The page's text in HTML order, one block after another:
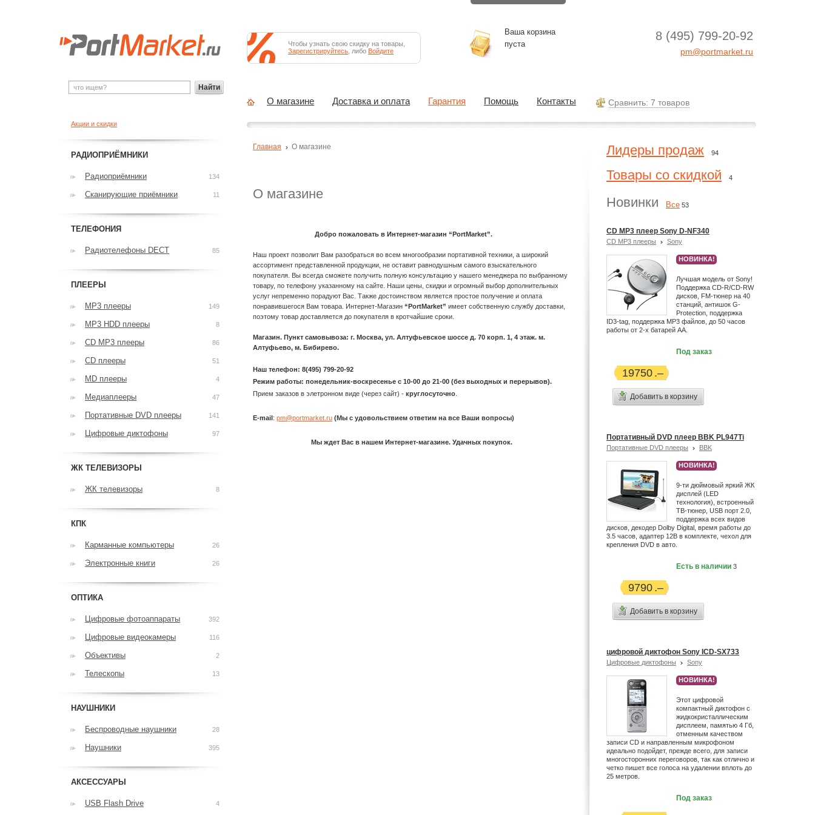
О магазине
Добро пожаловать в Интернет-магазин “PortMarket”.
Наш проект позволит Вам разобраться во всем многообразии портативной техники, а широкий
ассортимент представленной продукции, не оставит равнодушным самого взыскательного
покупателя. Вы всегда сможете получить полную консультацию у нашего менеджера по выбранному
товару, по телефону указанному на сайте. Наши цены, скидки и огромный выбор дополнительных
услуг непременно порадуют Вас. Также достоинством является простое получение и оплата
понравившегося Вам товара. Интернет-Магазин “PortMarket” имеет собственную службу доставки,
поэтому товар доставляется до покупателя в кротчайшие сроки.
Магазин. Пункт самовывоза: г. Москва, ул. Алтуфьевское шоссе д. 70 корп. 1, 4 этаж. м.
Алтуфьево, м. Бибирево.
Наш телефон: 8(495) 799-20-92
Режим работы: понедельник-воскресенье с 10-00 до 21-00 (без выходных и перерывов).
Прием заказов в элетронном виде (через сайт) - круглосуточно
E-mail: pm@portmarket.ru (Мы с удовольствием ответим на все Ваши вопросы)
Мы ждет Вас в нашем Интернет-магазине. Удачных покупок.
Главная О магазине Лидеры продаж 94
Товары со скидкой 4
Новинки Все 53
CD MP3 плеер Sony D-NF340
CD MP3 плееры Sony
НОВИНКА!
Лучшая модель от Sony!
Поддержка CD-R/CD-RW
дисков, FM-тюнер на 40
станций, антишок G-
Protection, поддержка
ID3-tag, поддержка MP3 файлов, до 50 часов
работы от 2-х батарей АА.
Под заказ
19750
Добавить в корзину
Портативный DVD плеер BBK PL947Ti
Портативные DVD плееры BBK
НОВИНКА!
9-ти дюймовый яркий ЖК
дисплей (LED
технология), встроенный
ТВ-тюнер, USB порт 2.0,
поддержка всех видов
дисков, декодер Dolby Digital, время работы до
3.5 часов, адаптер 12В в комплекте, чехол для
крепления DVD в авто.
Есть в наличии 3
9790
Добавить в корзину
цифровой диктофон Sony ICD-SX733
Цифровые диктофоны Sony
НОВИНКА!
Этот цифровой
компактный диктофон с
жидкокристаллическим
дисплеем, памятью 4 Гб,
отменным качеством
записи CD и направленным микрофоном
идеально подойдет, прежде всего, для записи
многосторонних переговоров, так как отлично и
четко пишет все голоса на удалении вплоть до
25 метров.
Под заказ
Акции и скидки
РАДИОПРИЁМНИКИ
Радиоприёмники 134
Сканирующие приёмники 11
ТЕЛЕФОНИЯ
Радиотелефоны DECT 85
ПЛЕЕРЫ
MP3 плееры 149
MP3 HDD плееры 8
CD MP3 плееры 86
CD плееры 51
MD плееры 4
Медиаплееры 47
Портативные DVD плееры 141
Цифровые диктофоны 97
ЖК ТЕЛЕВИЗОРЫ
ЖК телевизоры 8
КПК
Карманные компьютеры 26
Электронные книги 26
ОПТИКА
Цифровые фотоаппараты 392
Цифровые видеокамеры 116
Объективы 2
Телескопы 13
НАУШНИКИ
Беспроводные наушники 28
Наушники 395
АКСЕССУАРЫ
USB Flash Drive 4
Найти
Чтобы узнать свою скидку на товары,
Зарегистрируйтесь , либо Войдите
Ваша корзина
пуста
8 (495) 799-20-92
pm@portmarket.ru
О магазине Доставка и оплата Гарантия Помощь Контакты Cравнить: 7 товаров